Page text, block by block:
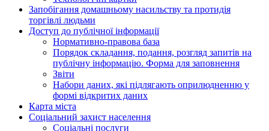
Запобігання домашньому насильству та протидія
торгівлі людьми
Доступ до публічної інформації
Нормативно-правова база
Порядок складання, подання, розгляд запитів на
публічну інформацію. Форма для заповнення
Звіти
Набори даних, які підлягають оприлюдненню у
формі відкритих даних
Карта міста
Соціальний захист населення
Соціальні послуги